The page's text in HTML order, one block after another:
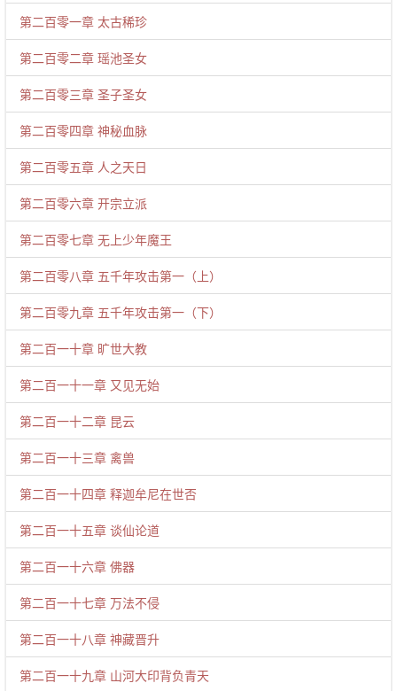
第二百零一章 太古稀珍
第二百零二章 瑶池圣女
第二百零三章 圣子圣女
第二百零四章 神秘血脉
第二百零五章 人之天日
第二百零六章 开宗立派
第二百零七章 无上少年魔王
第二百零八章 五千年攻击第一（上）
第二百零九章 五千年攻击第一（下）
第二百一十章 旷世大教
第二百一十一章 又见无始
第二百一十二章 昆云
第二百一十三章 禽兽
第二百一十四章 释迦牟尼在世否
第二百一十五章 谈仙论道
第二百一十六章 佛器
第二百一十七章 万法不侵
第二百一十八章 神藏晋升
第二百一十九章 山河大印背负青天